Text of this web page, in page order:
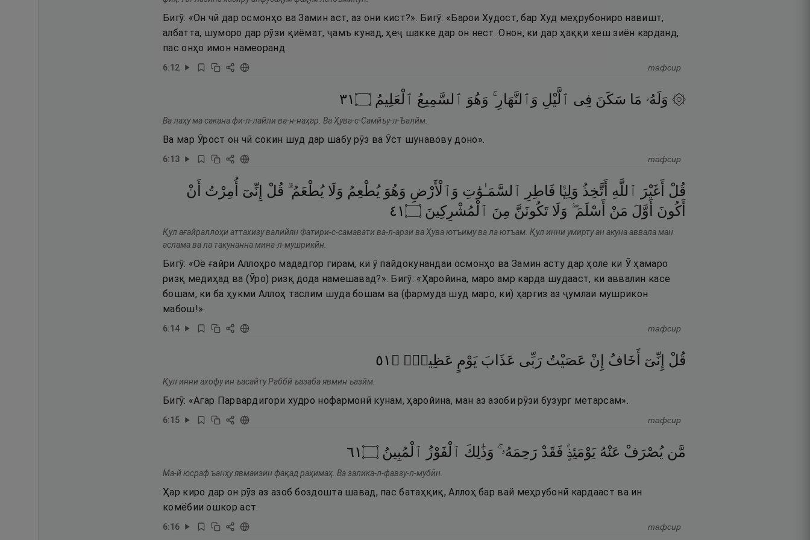
Бигӯ: «Он чӣ дар осмонҳо ва Замин аст, аз они кист?». Бигӯ: «Барои Худост, бар Худ меҳрубониро навишт,
албатта, шуморо дар рӯзи қиёмат, ҷамъ кунад, ҳеҷ шакке дар он нест. Онон, ки дар ҳаққи хеш зиён карданд,
пас онҳо имон намеоранд.
6:12 тафсир
۞ وَلَهُۥ مَا سَكَنَ فِى ٱلَّيْلِ وَٱلنَّهَارِ ۚ وَهُوَ ٱلسَّمِيعُ ٱلْعَلِيمُ ۝١٣
Ва лаҳу ма сакана фи-л-лайли ва-н-наҳар. Ва Ҳува-с-Самӣъу-л-Ъалӣм.
Ва мар Ӯрост он чӣ сокин шуд дар шабу рӯз ва Ӯст шунавову доно».
6:13 тафсир
قُلْ أَغَيْرَ ٱللَّهِ أَتَّخِذُ وَلِيًّۭا فَاطِرِ ٱلسَّمَـٰوَٰتِ وَٱلْأَرْضِ وَهُوَ يُطْعِمُ وَلَا يُطْعَمُ ۗ قُلْ إِنِّىٓ أُمِرْتُ
أَنْ
أَكُونَ
أَوَّلَ مَنْ أَسْلَمَ ۖ وَلَا تَكُونَنَّ مِنَ ٱلْمُشْرِكِينَ ۝١٤
Қул ағайраллоҳи аттахизу валийян Фатири-с-самавати ва-л-арзи ва Ҳува ютъиму ва ла ютъам. Қул инни умирту ан акуна аввала ман
аслама ва ла такунанна мина-л-мушрикӣн.
Бигӯ: «Оё ғайри Аллоҳро мададгор гирам, ки ӯ пайдокунандаи осмонҳо ва Замин асту дар ҳоле ки Ӯ ҳамаро
ризқ медиҳад ва (Ӯро) ризқ дода намешавад?». Бигӯ: «Ҳаройина, маро амр карда шудааст, ки аввалин касе
бошам, ки ба ҳукми Аллоҳ таслим шуда бошам ва (фармуда шуд маро, ки) ҳаргиз аз ҷумлаи мушрикон
мабош!».
6:14 тафсир
قُلْ إِنِّىٓ أَخَافُ إِنْ عَصَيْتُ رَبِّى عَذَابَ يَوْمٍ عَظِيمٍۢ ۝ ١٥
Қул инни ахофу ин ъасайту Раббӣ ъазаба явмин ъазӣм.
Бигӯ: «Агар Парвардигори худро нофармонӣ кунам, ҳаройина, ман аз азоби рӯзи бузург метарсам».
6:15 тафсир
مَّن يُصْرَفْ عَنْهُ يَوْمَئِذٍۢ فَقَدْ رَحِمَهُۥ ۚ وَذَٰلِكَ ٱلْفَوْزُ ٱلْمُبِينُ ۝١٦
Ма-й юсраф ъанҳу явмаизин фақад раҳимаҳ. Ва залика-л-фавзу-л-мубӣн.
Ҳар киро дар он рӯз аз азоб боздошта шавад, пас батаҳқиқ, Аллоҳ бар вай меҳрубонӣ кардааст ва ин
комёбии ошкор аст.
6:16 тафсир